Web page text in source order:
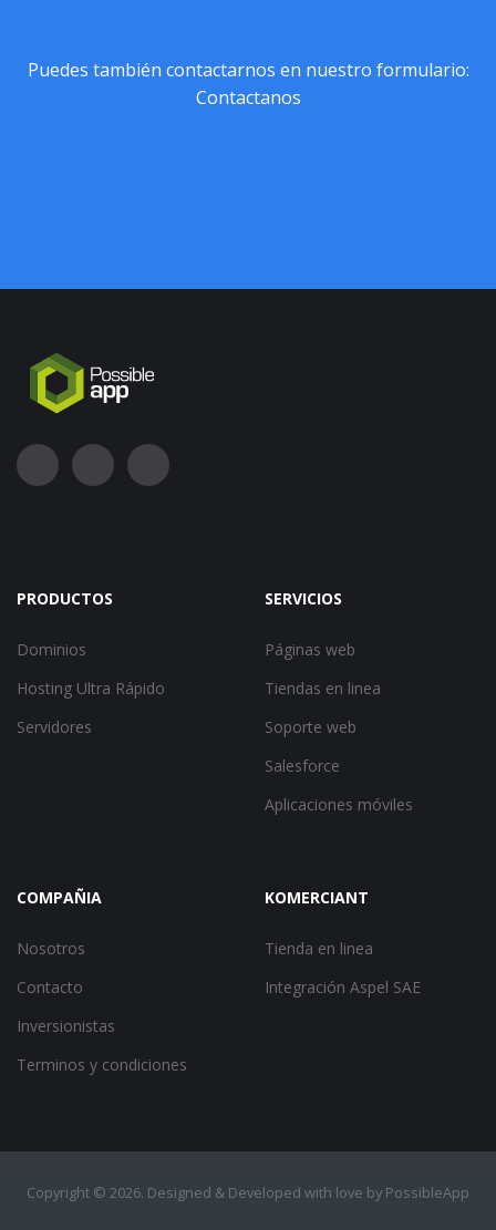
Puedes también contactarnos en nuestro formulario:
Contactanos
PRODUCTOS
Dominios
Hosting Ultra Rápido
Servidores
SERVICIOS
Páginas web
Tiendas en linea
Soporte web
Salesforce
Aplicaciones móviles
COMPAÑIA
Nosotros
Contacto
Inversionistas
Terminos y condiciones
KOMERCIANT
Tienda en linea
Integración Aspel SAE
Copyright © 2026. Designed & Developed with love by PossibleApp